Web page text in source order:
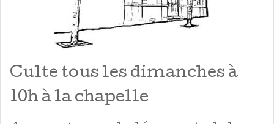
Culte tous les dimanches à
10h à la chapelle